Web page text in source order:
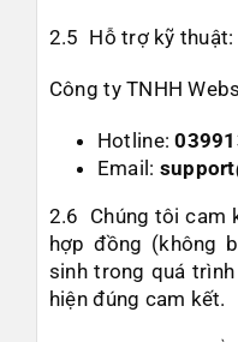
2.5 Hỗ trợ kỹ thuật:
Công ty TNHH
Hotline:
Email:
2.6 Chúng tôi cam
hợp đồng (không
sinh trong quá
hiện đúng cam kết.